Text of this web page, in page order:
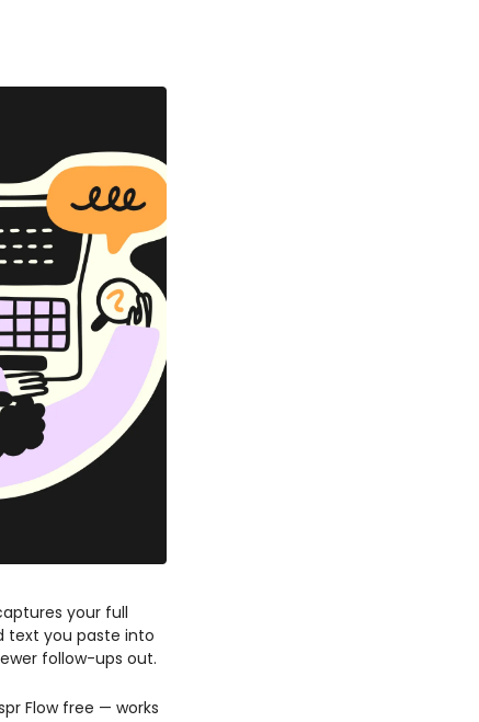
your full
text you paste into
follow-ups out.
Flow free — works